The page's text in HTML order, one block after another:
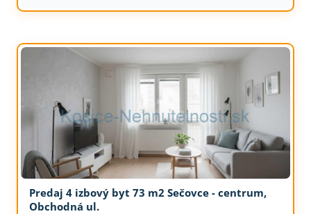
Predaj 4 izbový byt 73 m2 Sečovce - centrum,
Obchodná ul.